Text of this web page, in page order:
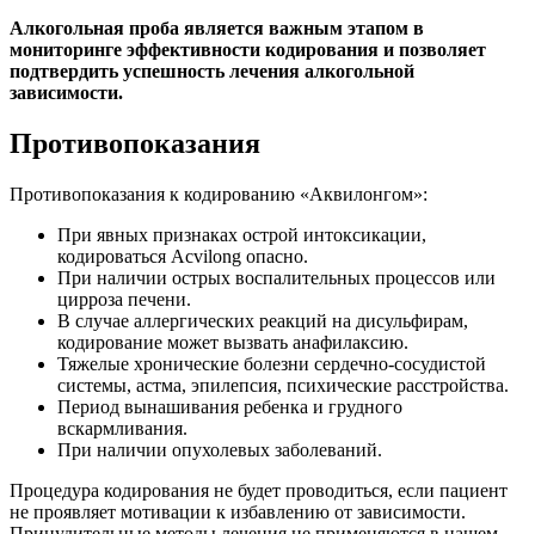
Алкогольная проба является важным этапом в
мониторинге эффективности кодирования и позволяет
подтвердить успешность лечения алкогольной
зависимости.
Противопоказания
Противопоказания к кодированию «Аквилонгом»:
При явных признаках острой интоксикации,
кодироваться Acvilong опасно.
При наличии острых воспалительных процессов или
цирроза печени.
В случае аллергических реакций на дисульфирам,
кодирование может вызвать анафилаксию.
Тяжелые хронические болезни сердечно-сосудистой
системы, астма, эпилепсия, психические расстройства.
Период вынашивания ребенка и грудного
вскармливания.
При наличии опухолевых заболеваний.
Процедура кодирования не будет проводиться, если пациент
не проявляет мотивации к избавлению от зависимости.